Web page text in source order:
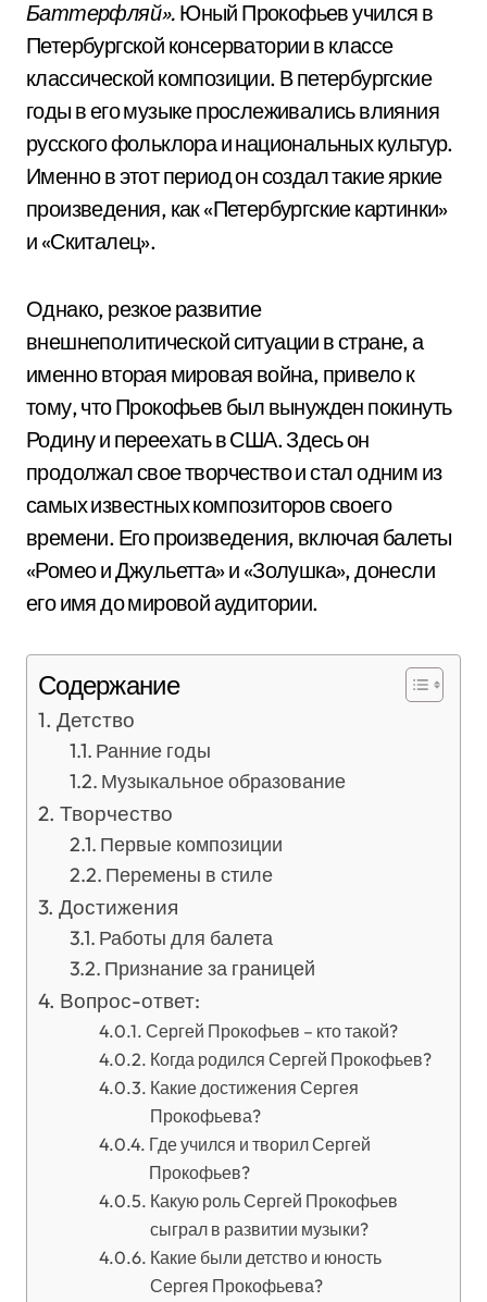
Баттерфляй». Юный Прокофьев учился в
Петербургской консерватории в классе
классической композиции. В петербургские
годы в его музыке прослеживались влияния
русского фольклора и национальных культур.
Именно в этот период он создал такие яркие
произведения, как «Петербургские картинки»
и «Скиталец».
Однако, резкое развитие
внешнеполитической ситуации в стране, а
именно вторая мировая война, привело к
тому, что Прокофьев был вынужден покинуть
Родину и переехать в США. Здесь он
продолжал свое творчество и стал одним из
самых известных композиторов своего
времени. Его произведения, включая балеты
«Ромео и Джульетта» и «Золушка», донесли
его имя до мировой аудитории.
Содержание
Детство
Ранние годы
Музыкальное образование
Творчество
Первые композиции
Перемены в стиле
Достижения
Работы для балета
Признание за границей
Вопрос-ответ:
Сергей Прокофьев – кто такой?
Когда родился Сергей Прокофьев?
Какие достижения Сергея
Прокофьева?
Где учился и творил Сергей
Прокофьев?
Какую роль Сергей Прокофьев
сыграл в развитии музыки?
Какие были детство и юность
Сергея Прокофьева?